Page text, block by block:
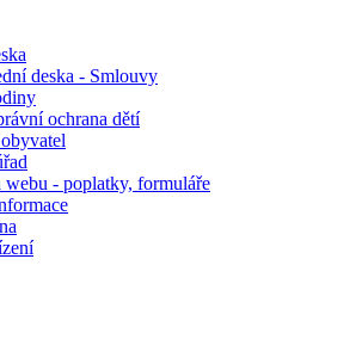
deska - Smlouvy
ochrana dětí
webu - poplatky, formuláře